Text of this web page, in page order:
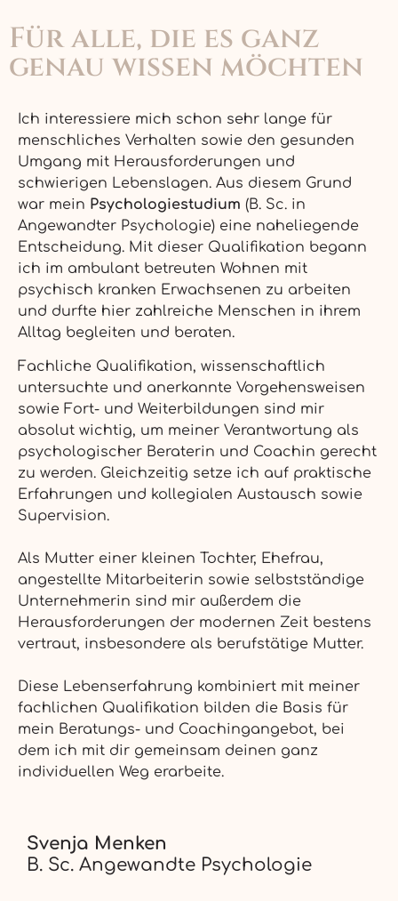
Für alle, die es ganz
genau wissen möchten
Ich interessiere mich schon sehr lange für
menschliches Verhalten sowie den gesunden
Umgang mit Herausforderungen und
schwierigen Lebenslagen. Aus diesem Grund
war mein Psychologiestudium (B. Sc. in
Angewandter Psychologie) eine naheliegende
Entscheidung. Mit dieser Qualifikation begann
ich im ambulant betreuten Wohnen mit
psychisch kranken Erwachsenen zu arbeiten
und durfte hier zahlreiche Menschen in ihrem
Alltag begleiten und beraten.
Fachliche Qualifikation, wissenschaftlich
untersuchte und anerkannte Vorgehensweisen
sowie Fort- und Weiterbildungen sind mir
absolut wichtig, um meiner Verantwortung als
psychologischer Beraterin und Coachin gerecht
zu werden. Gleichzeitig setze ich auf praktische
Erfahrungen und kollegialen Austausch sowie
Supervision.
Als Mutter einer kleinen Tochter, Ehefrau,
angestellte Mitarbeiterin sowie selbstständige
Unternehmerin sind mir außerdem die
Herausforderungen der modernen Zeit bestens
vertraut, insbesondere als berufstätige Mutter.
Diese Lebenserfahrung kombiniert mit meiner
fachlichen Qualifikation bilden die Basis für
mein Beratungs- und Coachingangebot, bei
dem ich mit dir gemeinsam deinen ganz
individuellen Weg erarbeite.
Svenja Menken
B. Sc. Angewandte Psychologie